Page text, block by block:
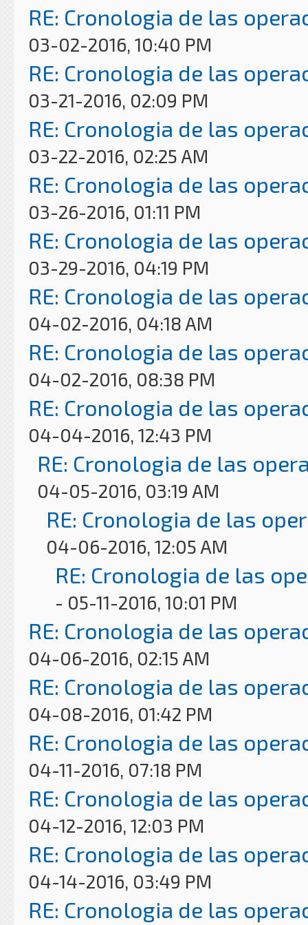
RE: Cronologia de las
03-02-2016, 10:40 PM
RE: Cronologia de las
03-21-2016, 02:09 PM
RE: Cronologia de las
03-22-2016, 02:25 AM
RE: Cronologia de las
03-26-2016, 01:11 PM
RE: Cronologia de las
03-29-2016, 04:19 PM
RE: Cronologia de las
04-02-2016, 04:18 AM
RE: Cronologia de las
04-02-2016, 08:38 PM
RE: Cronologia de las
04-04-2016, 12:43 PM
RE: Cronologia de las
04-05-2016, 03:19 AM
RE: Cronologia de las
04-06-2016, 12:05 AM
RE: Cronologia de las
- 05-11-2016, 10:01 PM
RE: Cronologia de las
04-06-2016, 02:15 AM
RE: Cronologia de las
04-08-2016, 01:42 PM
RE: Cronologia de las
04-11-2016, 07:18 PM
RE: Cronologia de las
04-12-2016, 12:03 PM
RE: Cronologia de las
04-14-2016, 03:49 PM
RE: Cronologia de las